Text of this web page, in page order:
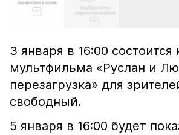
3 января в 16:00 состоится
мультфильма «Руслан и
перезагрузка» для
свободный.
5 января в 16:00 будет